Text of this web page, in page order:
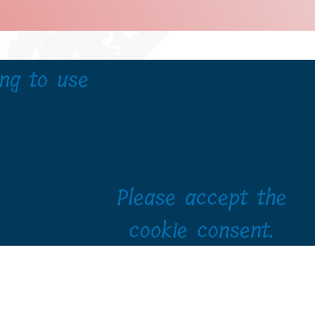
to use
Please accept the
cookie consent.